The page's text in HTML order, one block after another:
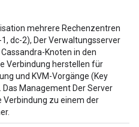
mehrere Rechenzentren
dc-2), Der Verwaltungsserver
Knoten in den
Verbindung herstellen für
und KVM-Vorgänge (Key
Das Management Der Server
zu einem der